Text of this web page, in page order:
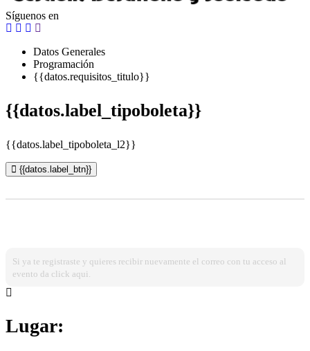
Síguenos en
Datos Generales
Programación
{{datos.requisitos_titulo}}
{{datos.label_tipoboleta}}
{{datos.label_tipoboleta_l2}}
{{datos.label_btn}}
Si ya te registraste y quieres recibir nuevamente el correo con tu acceso al
evento da click aqui.
Lugar: